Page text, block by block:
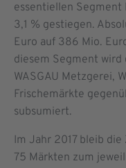
essentiellen Segment
3,1 % gestiegen.
Euro auf 386 Mio.
diesem Segment
WASGAU Metzgerei,
Frischemärkte
subsumiert.
Im Jahr 2017 bleib
75 Märkten zum